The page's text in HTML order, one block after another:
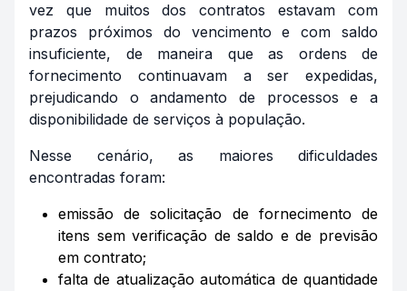
vez que muitos dos contratos estavam com
prazos próximos do vencimento e com saldo
insuficiente, de maneira que as ordens de
fornecimento continuavam a ser expedidas,
prejudicando o andamento de processos e a
disponibilidade de serviços à população.
Nesse cenário, as maiores dificuldades
encontradas foram:
emissão de solicitação de fornecimento de
itens sem verificação de saldo e de previsão
em contrato;
falta de atualização automática de quantidade